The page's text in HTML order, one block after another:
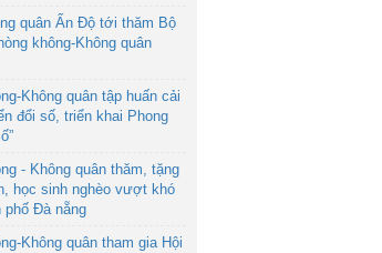
quân Ấn Độ tới thăm Bộ
không-Không quân
Không quân tập huấn cải
đổi số, triển khai Phong
- Không quân thăm, tặng
học sinh nghèo vượt khó
phố Đà nẵng
Không quân tham gia Hội